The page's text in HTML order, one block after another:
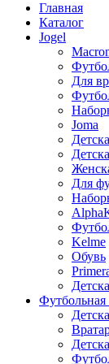
Главная
Каталог
Jogel
Для
Joma
Для
Kelme
Обувь
Футбольная